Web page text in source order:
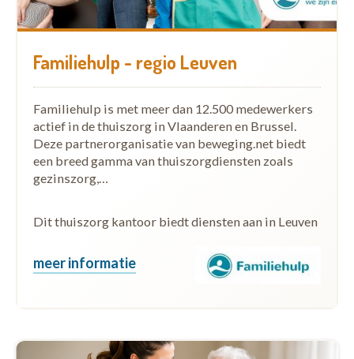
Familiehulp - regio Leuven
Familiehulp is met meer dan 12.500 medewerkers
actief in de thuiszorg in Vlaanderen en Brussel.
Deze partnerorganisatie van beweging.net biedt
een breed gamma van thuiszorgdiensten zoals
gezinszorg,…
Dit thuiszorg kantoor biedt diensten aan in Leuven
meer informatie